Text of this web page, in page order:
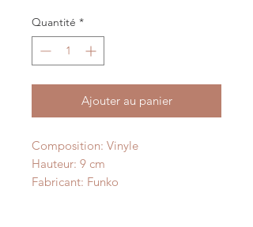
Quantité *
Ajouter au panier
Composition: Vinyle
Hauteur: 9 cm
Fabricant: Funko